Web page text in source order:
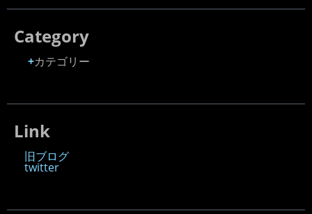
Category
カテゴリー
Link
旧ブログ
twitter